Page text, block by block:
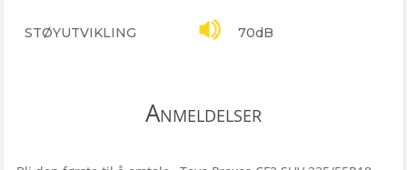
STØYUTVIKLING 70dB
Anmeldelser